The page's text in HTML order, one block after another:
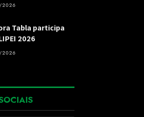
2026
Tabla participa
2026
2026